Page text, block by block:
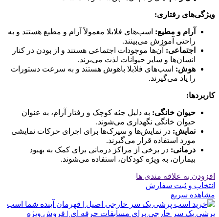
ویژگی‌های رفتاری:
آرام و مطیع: اسب‌های فلابلا معمولاً آرام و مطیع هستند و به
راحتی آموزش می‌بینند.
اجتماعی: آن‌ها موجودات اجتماعی هستند و از بودن در کنار
انسان‌ها و سایر حیوانات لذت می‌برند.
هوش: اسب‌های فلابلا باهوش هستند و به سرعت دستورات
را یاد می‌گیرند.
کاربردها:
حیوان خانگی: به دلیل جثه کوچک و رفتار آرام، به عنوان
حیوان خانگی نگهداری می‌شوند.
نمایش: در نمایش‌ها و سیرک‌ها برای اجرای حرکات نمایشی
مورد استفاده قرار می‌گیرند.
درمانی: در برخی از مراکز درمانی برای کمک به بهبود
بیماران، به ویژه کودکان، استفاده می‌شوند.
افزودن به علاقه مندی ها
انتخاب و ثبت سفارش
مشاهده سریع